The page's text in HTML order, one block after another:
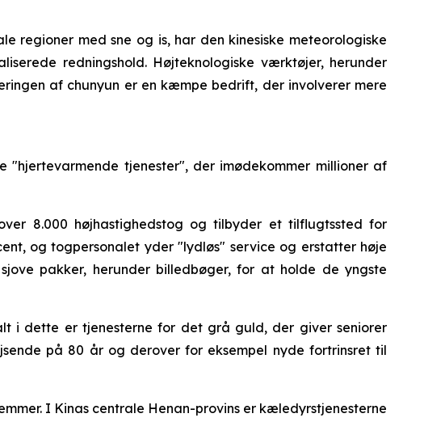
med sne og is, har den kinesiske meteorologiske
redningshold. Højteknologiske værktøjer, herunder
af chunyun er en kæmpe bedrift, der involverer mere
tjenester", der imødekommer millioner af
8.000 højhastighedstog og tilbyder et tilflugtssted for
og togpersonalet yder "lydløs" service og erstatter høje
pakker, herunder billedbøger, for at holde de yngste
i dette er tjenesterne for det grå guld, der giver seniorer
på 80 år og derover for eksempel nyde fortrinsret til
I Kinas centrale Henan-provins er kæledyrstjenesterne